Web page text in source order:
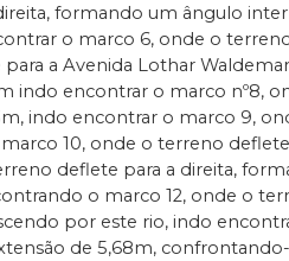
formando um ângulo
o marco 6, onde o
a Avenida Lothar
indo encontrar o marco
indo encontrar o marco 9,
10, onde o terreno
deflete para a direita,
o marco 12, onde o
por este rio, indo
de 5,68m,